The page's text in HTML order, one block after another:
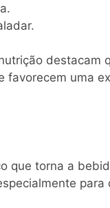
destacam
favorecem uma
que torna a
para